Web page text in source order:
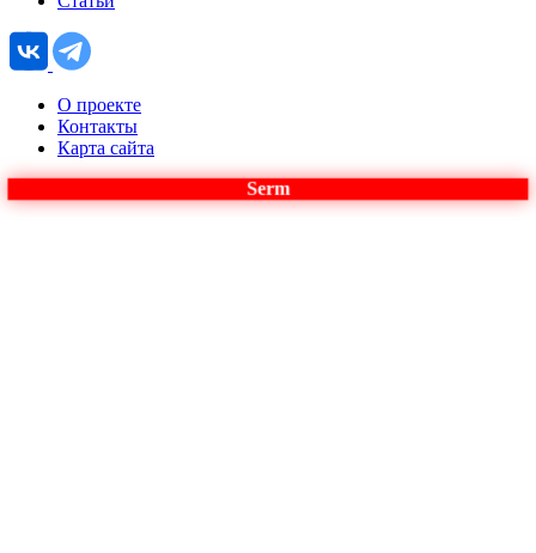
О проекте
Контакты
Карта сайта
Serm